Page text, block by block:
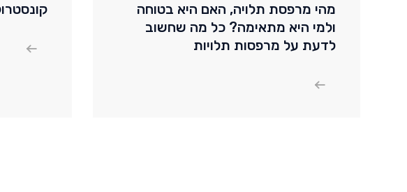
מהי מרפסת תלויה, האם היא בטוחה
ולמי היא מתאימה? כל מה שחשוב
לדעת על מרפסות תלויות